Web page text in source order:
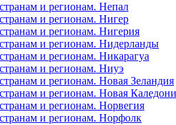
и регионам. Непал
и регионам. Нигер
и регионам. Нигерия
и регионам. Нидерланды
и регионам. Никарагуа
и регионам. Ниуэ
и регионам. Новая Зеландия
и регионам. Новая
и регионам. Норвегия
и регионам. Норфолк